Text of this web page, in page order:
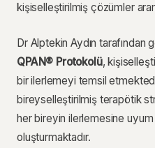
kişiselleştirilmiş çözümler
Dr Alptekin Aydın tarafından
QPAN® Protokolü,
bir ilerlemeyi temsil
bireyselleştirilmiş terapötik
her bireyin ilerlemesine uyum
oluşturmaktadır.